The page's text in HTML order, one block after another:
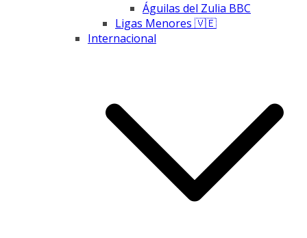
Águilas del Zulia BBC
Ligas Menores 🇻🇪
Internacional